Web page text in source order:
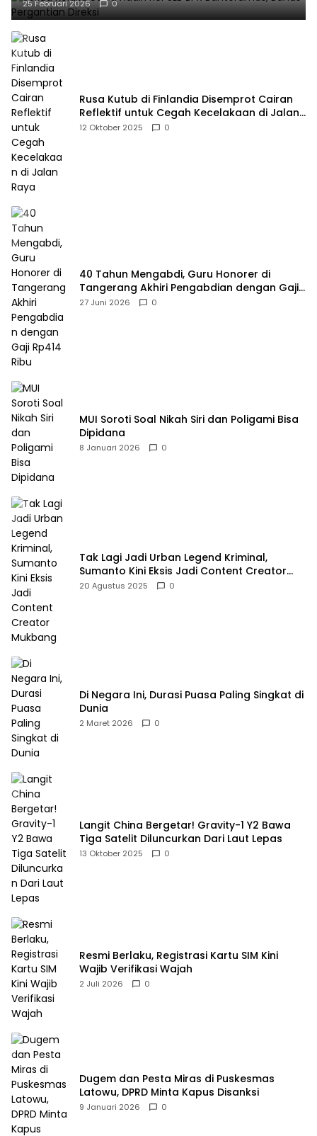
25 Februari 2026 0
Rusa Kutub di Finlandia Disemprot Cairan
Reflektif untuk Cegah Kecelakaan di Jalan
Raya
12 Oktober 2025 0
40 Tahun Mengabdi, Guru Honorer di
Tangerang Akhiri Pengabdian dengan Gaji
Rp414 Ribu
27 Juni 2026 0
MUI Soroti Soal Nikah Siri dan Poligami Bisa
Dipidana
8 Januari 2026 0
Tak Lagi Jadi Urban Legend Kriminal,
Sumanto Kini Eksis Jadi Content Creator
Mukbang
20 Agustus 2025 0
Di Negara Ini, Durasi Puasa Paling Singkat di
Dunia
2 Maret 2026 0
Langit China Bergetar! Gravity-1 Y2 Bawa
Tiga Satelit Diluncurkan Dari Laut Lepas
13 Oktober 2025 0
Resmi Berlaku, Registrasi Kartu SIM Kini
Wajib Verifikasi Wajah
2 Juli 2026 0
Dugem dan Pesta Miras di Puskesmas
Latowu, DPRD Minta Kapus Disanksi
9 Januari 2026 0